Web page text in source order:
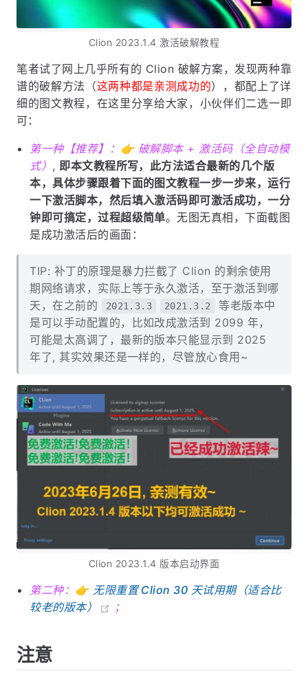
Clion 2023.1.4 激活破解教程
笔者试了网上几乎所有的 Clion 破解方案，发现两种靠
谱的破解方法（这两种都是亲测成功的），都配上了详
细的图文教程，在这里分享给大家，小伙伴们二选一即
可：
第一种【推荐】：👉 破解脚本 + 激活码（全自动模
式） , 即本文教程所写，此方法适合最新的几个版
本，具体步骤跟着下面的图文教程一步一步来，运行
一下激活脚本，然后填入激活码即可激活成功，一分
钟即可搞定，过程超级简单。无图无真相，下面截图
是成功激活后的画面：
TIP: 补丁的原理是暴力拦截了 Clion 的剩余使用
期网络请求，实际上等于永久激活，至于激活到哪
天，在之前的
2021.3.3 2021.3.2
等老版本中
是可以手动配置的，比如改成激活到 2099 年，
可能是太高调了，最新的版本只能显示到 2025
年了, 其实效果还是一样的，尽管放心食用~
Clion 2023.1.4 版本启动界面
第二种：👉 无限重置 Clion 30 天试用期（适合比
较老的版本）
；
注意